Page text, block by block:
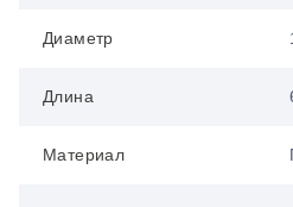
Диаметр
Длина
Материал